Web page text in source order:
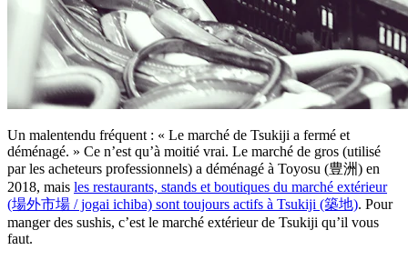
Un malentendu fréquent : « Le marché de Tsukiji a fermé et
déménagé. » Ce n’est qu’à moitié vrai. Le marché de gros (utilisé
par les acheteurs professionnels) a déménagé à Toyosu (豊洲) en
2018, mais les restaurants, stands et boutiques du marché extérieur
(場外市場 / jogai ichiba) sont toujours actifs à Tsukiji (築地). Pour
manger des sushis, c’est le marché extérieur de Tsukiji qu’il vous
faut.